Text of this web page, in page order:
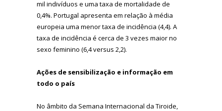
mil indivíduos e uma taxa de mortalidade de
0,4%. Portugal apresenta em relação à média
europeia uma menor taxa de incidência (4,4). A
taxa de incidência é cerca de 3 vezes maior no
sexo feminino (6,4 versus 2,2).
Ações de sensibilização e informação em
todo o país
No âmbito da Semana Internacional da Tiroide,